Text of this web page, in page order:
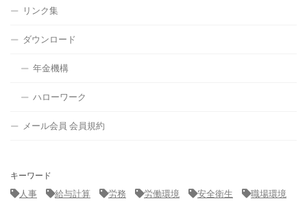
リンク集
ダウンロード
年金機構
ハローワーク
メール会員 会員規約
キーワード
人事
給与計算 労務 労働環境 安全衛生
職場環境